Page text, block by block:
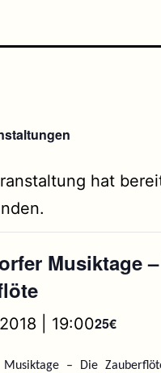
hat
Musiktage
| 19:0025€
Musiktage – Die